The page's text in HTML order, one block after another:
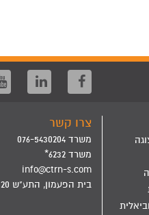
צרו קשר
משרד 076-5430204
משרד 6232*
info@ctrn-s.com
בית הפעמון, התע"ש 20 כפר סבא